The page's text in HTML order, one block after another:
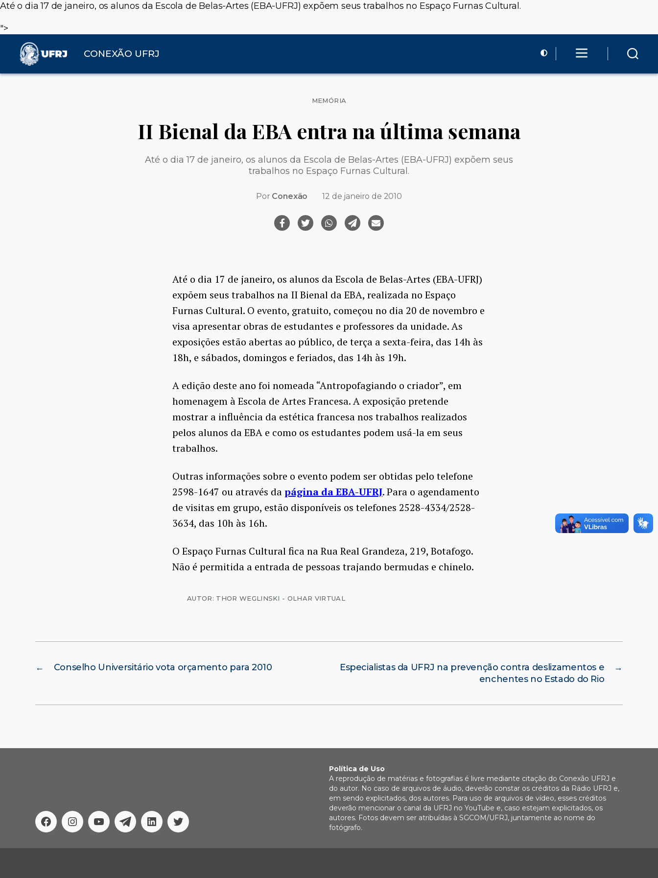
Até o dia 17 de janeiro, os alunos da Escola de Belas-Artes (EBA-UFRJ) expõem seus trabalhos no Espaço Furnas Cultural.
">
CONEXÃO UFRJ
Categorias
MEMÓRIA
II Bienal da EBA entra na última semana
Até o dia 17 de janeiro, os alunos da Escola de Belas-Artes (EBA-UFRJ) expõem seus
trabalhos no Espaço Furnas Cultural.
Por Conexão 12 de janeiro de 2010
Até o dia 17 de janeiro, os alunos da Escola de Belas-Artes (EBA-UFRJ)
expõem seus trabalhos na II Bienal da EBA, realizada no Espaço
Furnas Cultural. O evento, gratuito, começou no dia 20 de novembro e
visa apresentar obras de estudantes e professores da unidade. As
exposições estão abertas ao público, de terça a sexta-feira, das 14h às
18h, e sábados, domingos e feriados, das 14h às 19h.
A edição deste ano foi nomeada “Antropofagiando o criador”, em
homenagem à Escola de Artes Francesa. A exposição pretende
mostrar a influência da estética francesa nos trabalhos realizados
pelos alunos da EBA e como os estudantes podem usá-la em seus
trabalhos.
Outras informações sobre o evento podem ser obtidas pelo telefone
2598-1647 ou através dapágina da EBA-UFRJ. Para o agendamento
de visitas em grupo, estão disponíveis os telefones 2528-4334/2528-
3634, das 10h às 16h.
O Espaço Furnas Cultural fica na Rua Real Grandeza, 219, Botafogo.
Não é permitida a entrada de pessoas trajando bermudas e chinelo.
AUTOR: THOR WEGLINSKI - OLHAR VIRTUAL
← Conselho Universitário vota orçamento para 2010 →
Especialistas da UFRJ na prevenção contra deslizamentos e
enchentes no Estado do Rio
FacebookInstagram
YoutubeTelegramLinkedinTwitter
Política de Uso
A reprodução de matérias e fotografias é livre mediante citação do Conexão UFRJ e
do autor. No caso de arquivos de áudio, deverão constar os créditos da Rádio UFRJ e,
em sendo explicitados, dos autores. Para uso de arquivos de vídeo, esses créditos
deverão mencionar o canal da UFRJ no YouTube e, caso estejam explicitados, os
autores. Fotos devem ser atribuídas à SGCOM/UFRJ, juntamente ao nome do
fotógrafo.